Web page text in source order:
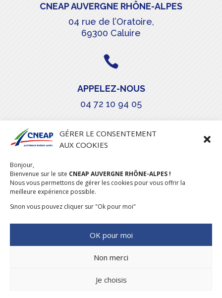
GÉRER LE CONSENTEMENT
AUX COOKIES
Bonjour,
Bienvenue sur le site CNEAP AUVERGNE RHÔNE-ALPES !
Nous vous permettons de gérer les cookies pour vous offrir la
meilleure expérience possible.
Sinon vous pouvez cliquer sur "Ok pour moi"
OK pour moi
Non merci
Je choisis
CNEAP AUVERGNE RHÔNE-ALPES
04 rue de l’Oratoire,
69300 Caluire

APPELEZ-NOUS
04 72 10 94 05

stephanie.maillot@cneap.fr